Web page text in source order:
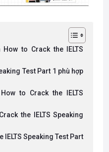
to Crack the IELTS
Test Part 1 phù hợp
to Crack the IELTS
the IELTS Speaking
IELTS Speaking Test Part